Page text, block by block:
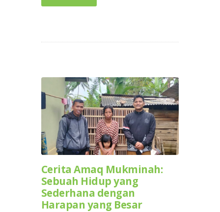
Cerita Amaq Mukminah:
Sebuah Hidup yang
Sederhana dengan
Harapan yang Besar